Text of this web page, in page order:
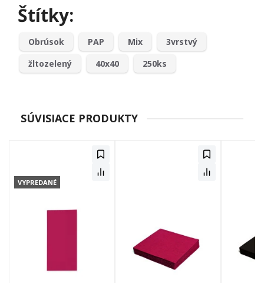
Štítky:
Obrúsok PAP Mix
3vrstvý
žltozelený
40x40 250ks
SÚVISIACE PRODUKTY
VYPREDANÉ